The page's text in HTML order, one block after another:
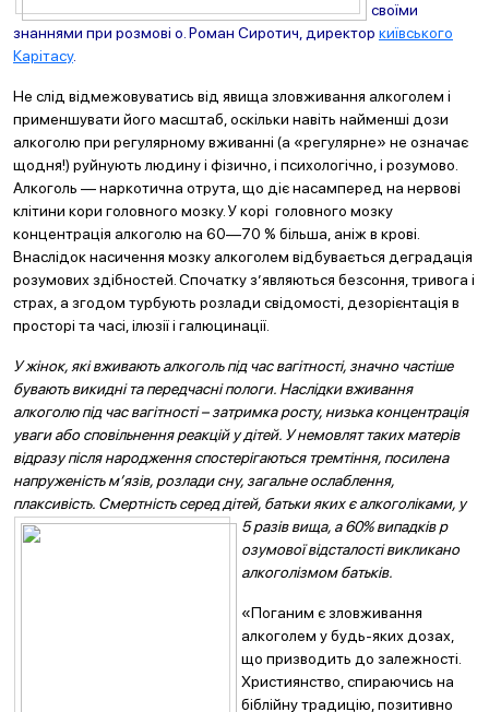
своїми
знаннями при розмові о. Роман Сиротич, директор київського
Карітасу.
Не слід відмежовуватись від явища зловживання алкоголем і
применшувати його масштаб, оскільки навіть найменші дози
алкоголю при регулярному вживанні (а «регулярне» не означає
щодня!) руйнують людину і фізично, і психологічно, і розумово.
Алкоголь — наркотична отрута, що діє насамперед на нервові
клітини кори головного мозку. У корі головного мозку
концентрація алкоголю на 60—70 % більша, аніж в крові.
Внаслідок насичення мозку алкоголем відбувається деградація
розумових здібностей. Спочатку з’являються безсоння, тривога і
страх, а згодом турбують розлади свідомості, дезорієнтація в
просторі та часі, ілюзії і галюцинації.
У жінок, які вживають алкоголь під час вагітності, значно частіше
бувають викидні та передчасні пологи. Наслідки вживання
алкоголю під час вагітності – затримка росту, низька концентрація
уваги або сповільнення реакцій у дітей. У немовлят таких матерів
відразу після народження спостерігаються тремтіння, посилена
напруженість м’язів, розлади сну,загальне ослаблення,
плаксивість. Смертність серед дітей, батьки яких є алкоголіками, у
5 разів вища, а 60% випадків р
озумової відсталості викликано
алкоголізмом батьків.
«Поганим є зловживання
алкоголем у будь-яких дозах,
що призводить до залежності.
Християнство, спираючись на
біблійну традицію, позитивно